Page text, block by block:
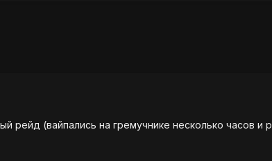
рейд (вайпались на гремучнике несколько часов и